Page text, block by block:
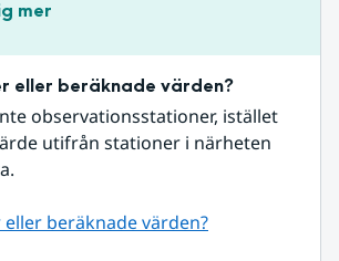
mer
eller beräknade värden?
observationsstationer, istället
utifrån stationer i närheten
beräknade värden?